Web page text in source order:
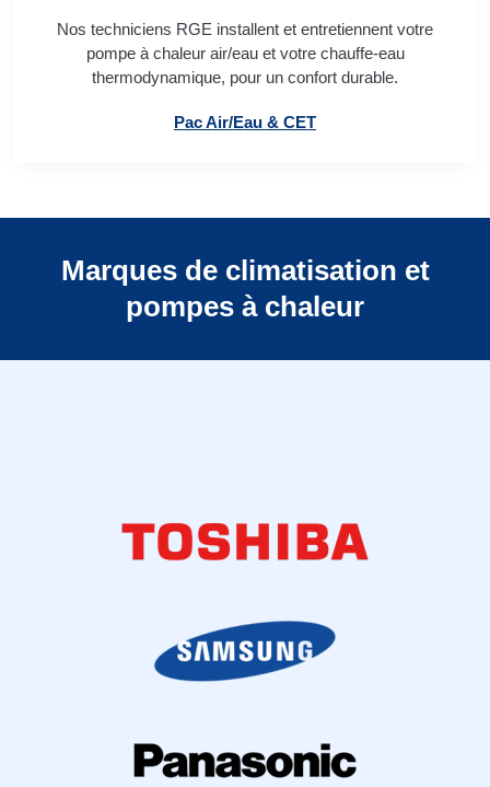
Nos techniciens RGE installent et entretiennent votre
pompe à chaleur air/eau et votre chauffe-eau
thermodynamique, pour un confort durable.
Pac Air/Eau & CET
Marques de climatisation et
pompes à chaleur